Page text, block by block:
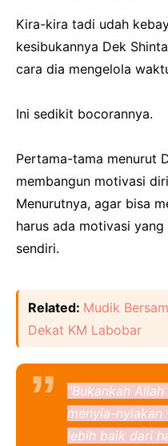
Kira-kira tadi udah
kesibukannya Dek
cara dia mengelola
Ini sedikit bocorannya.
Pertama-tama menurut
membangun motivasi
Menurutnya, agar bisa
harus ada motivasi
sendiri.
Related: Mudik
Dekat KM Labobar
"Bukankah
menyia-nyiakan
lebih baik dari